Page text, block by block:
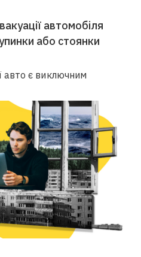
автомобіля
або стоянки
авто є виключним